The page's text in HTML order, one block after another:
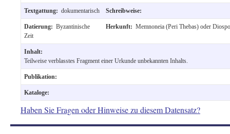
Textgattung: dokumentarisch Schreibweise:
Datierung: Byzantinische
Zeit
Herkunft: Memnoneia (Peri Thebas) oder
Inhalt:
Teilweise verblasstes Fragment einer Urkunde unbekannten Inhalts.
Publikation:
Kataloge:
Haben Sie Fragen oder Hinweise zu diesem Datensatz?